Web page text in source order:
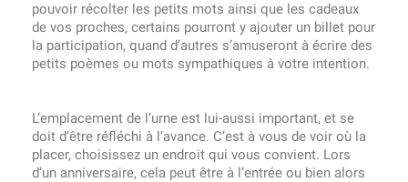
pouvoir récolter les petits mots ainsi que les cadeaux
de vos proches, certains pourront y ajouter un billet pour
la participation, quand d’autres s’amuseront à écrire des
petits poèmes ou mots sympathiques à votre intention.
L’emplacement de l’urne est lui-aussi important, et se
doit d’être réfléchi à l’avance. C’est à vous de voir où la
placer, choisissez un endroit qui vous convient. Lors
d’un anniversaire, cela peut être à l’entrée ou bien alors